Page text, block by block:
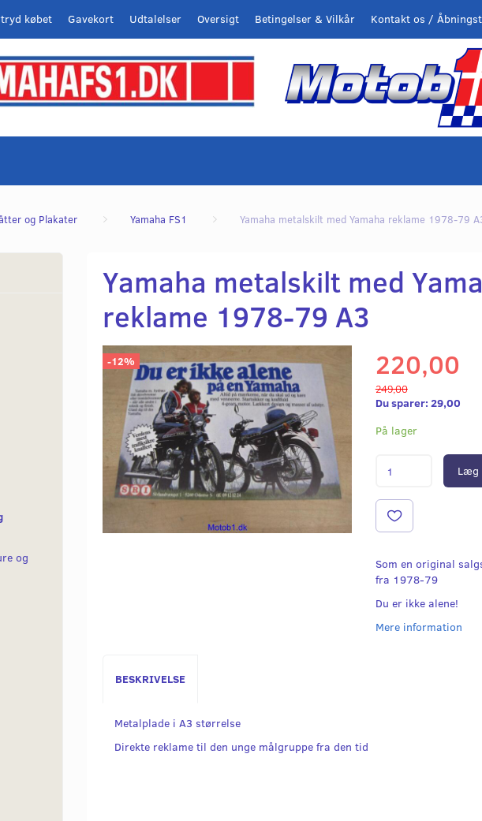
Kontakt os /
Betingelser & Vilkår
Oversigt
Udtalelser
Gavekort
købet
og Plakater Yamaha FS1 Yamaha metalskilt med Yamaha reklame 1978-79
og
Yamaha metalskilt med
reklame 1978-79 A3
-12% 220,00
249,00
Du sparer: 29,00
På lager
Læg
Som en original
fra 1978-79
Du er ikke alene!
Mere information
BESKRIVELSE
Metalplade i A3 størrelse
Direkte reklame til den unge målgruppe fra den tid